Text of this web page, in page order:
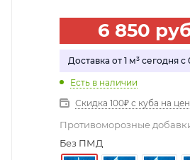
6 850
Доставка от 1 м³ сегодня с
Есть в наличии
Скидка 100₽ с куба на
Противоморозные
Без ПМД